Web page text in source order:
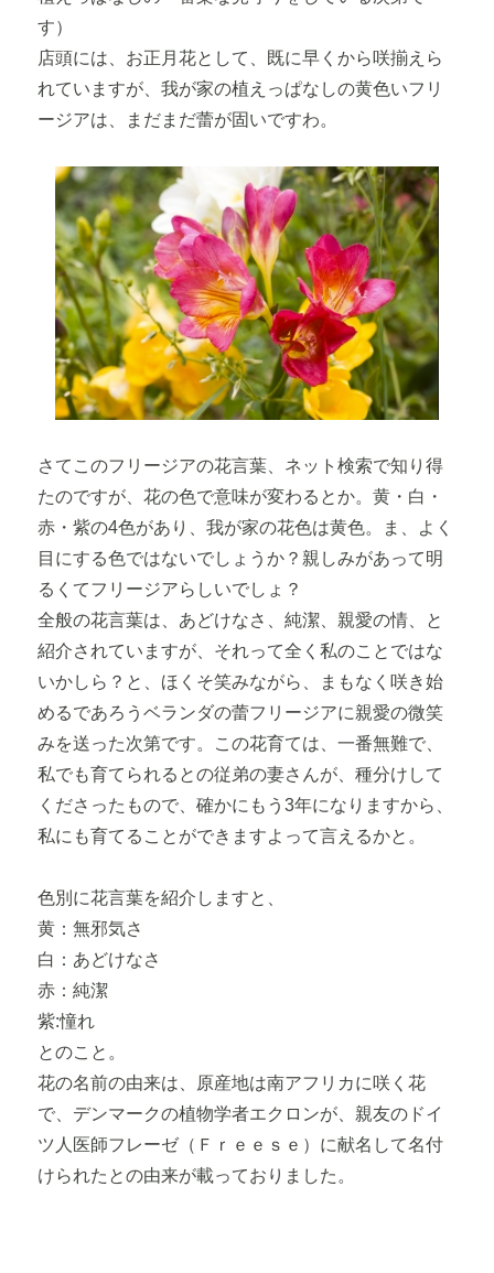
す）
店頭には、お正月花として、既に早くから咲揃えら
れていますが、我が家の植えっぱなしの黄色いフリ
ージアは、まだまだ蕾が固いですわ。
さてこのフリージアの花言葉、ネット検索で知り得
たのですが、花の色で意味が変わるとか。黄・白・
赤・紫の4色があり、我が家の花色は黄色。ま、よく
目にする色ではないでしょうか？親しみがあって明
るくてフリージアらしいでしょ？
全般の花言葉は、あどけなさ、純潔、親愛の情、と
紹介されていますが、それって全く私のことではな
いかしら？と、ほくそ笑みながら、まもなく咲き始
めるであろうベランダの蕾フリージアに親愛の微笑
みを送った次第です。この花育ては、一番無難で、
私でも育てられるとの従弟の妻さんが、種分けして
くださったもので、確かにもう3年になりますから、
私にも育てることができますよって言えるかと。
色別に花言葉を紹介しますと、
黄：無邪気さ
白：あどけなさ
赤：純潔
紫:憧れ
とのこと。
花の名前の由来は、原産地は南アフリカに咲く花
で、デンマークの植物学者エクロンが、親友のドイ
ツ人医師フレーゼ（Ｆｒｅｅｓｅ）に献名して名付
けられたとの由来が載っておりました。